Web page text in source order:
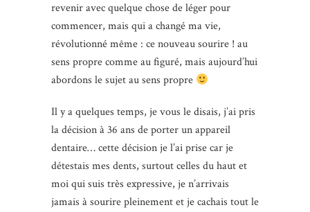
revenir avec quelque chose de léger pour
commencer, mais qui a changé ma vie,
révolutionné même : ce nouveau sourire ! au
sens propre comme au figuré, mais aujourd’hui
abordons le sujet au sens propre
Il y a quelques temps, je vous le disais, j’ai pris
la décision à 36 ans de porter un appareil
dentaire… cette décision je l’ai prise car je
détestais mes dents, surtout celles du haut et
moi qui suis très expressive, je n’arrivais
jamais à sourire pleinement et je cachais tout le